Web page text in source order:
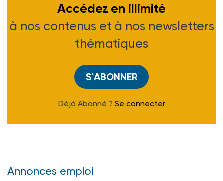
Accédez en illimité
à nos contenus et à nos newsletters
thématiques
S'ABONNER
Déjà Abonné ? Se connecter
Annonces emploi